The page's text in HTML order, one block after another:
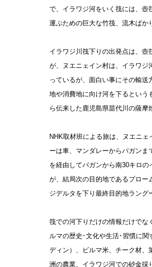
で、イラワジ河をいく筏には、壺
運ぶための巨大な竹筏、流木ばか
イラワジ川筏下りの出発点は、
が、ヌエニェイン村は、イラワジ
っているが、面白い事にその輸
地や消費地に向け河を下るという
ら伝来した鹿児島県苗代川の薩摩
NHK取材班による旅は、ヌエニ
ーは車、マンダレーからパガン
を経由してパガンから南30キロ
が、結局次の目的地であるプロー
ジデルタを下り最終目的地ラング
筏での河下りだけの情報だけでな
ルマの歴史･文化や生活･習慣に
ディン）、ビルマ米、チーク材、
洲の農業、イラワジ河での砂金採